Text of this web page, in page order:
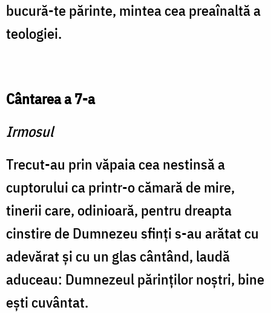
bucură-te părinte, mintea cea preaînaltă a
teologiei.
Cântarea a 7-a
Irmosul
Trecut-au prin văpaia cea nestinsă a
cuptorului ca printr-o cămară de mire,
tinerii care, odinioară, pentru dreapta
cinstire de Dumnezeu sfinţi s-au arătat cu
adevărat şi cu un glas cântând, laudă
aduceau: Dumnezeul părinţilor noştri, bine
eşti cuvântat.